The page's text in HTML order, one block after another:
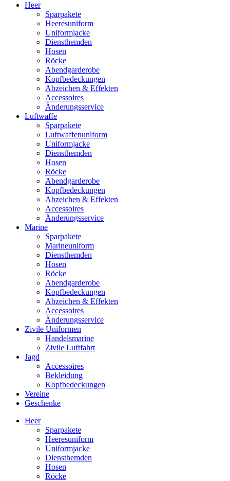
Heer
Sparpakete
Heeresuniform
Uniformjacke
Diensthemden
Hosen
Röcke
Abendgarderobe
Kopfbedeckungen
Abzeichen & Effekten
Accessoires
Änderungsservice
Luftwaffe
Sparpakete
Luftwaffenuniform
Uniformjacke
Diensthemden
Hosen
Röcke
Abendgarderobe
Kopfbedeckungen
Abzeichen & Effekten
Accessoires
Änderungsservice
Marine
Sparpakete
Marineuniform
Diensthemden
Hosen
Röcke
Abendgarderobe
Kopfbedeckungen
Abzeichen & Effekten
Accessoires
Änderungsservice
Zivile Uniformen
Handelsmarine
Zivile Luftfahrt
Jagd
Accessoires
Bekleidung
Kopfbedeckungen
Vereine
Geschenke
Heer
Sparpakete
Heeresuniform
Uniformjacke
Diensthemden
Hosen
Röcke